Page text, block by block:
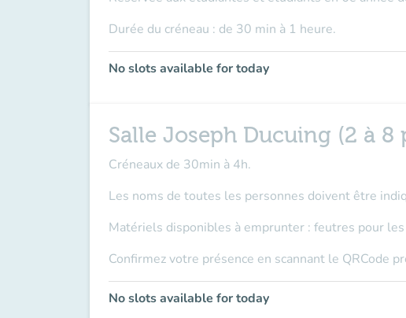
Durée du créneau : de 30 min à 1 heure.
No slots available for today
Salle Joseph Ducuing (2 à 8
Créneaux de 30min à 4h.
Les noms de toutes les personnes doivent être
Matériels disponibles à emprunter : feutres pour
Confirmez votre présence en scannant le QRCode
No slots available for today